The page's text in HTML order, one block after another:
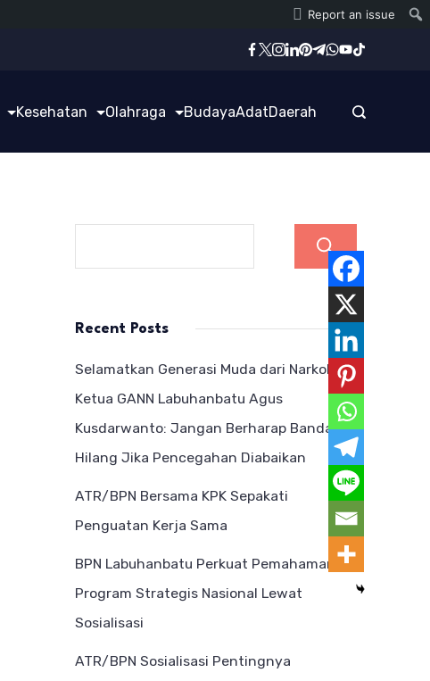
Report an issue
Kesehatan Olahraga BudayaAdatDaerah
Recent Posts
Selamatkan Generasi Muda dari Narkoba,
Ketua GANN Labuhanbatu Agus
Kusdarwanto: Jangan Berharap Bandar
Hilang Jika Pencegahan Diabaikan
ATR/BPN Bersama KPK Sepakati
Penguatan Kerja Sama
BPN Labuhanbatu Perkuat Pemahaman
Program Strategis Nasional Lewat
Sosialisasi
ATR/BPN Sosialisasi Pentingnya